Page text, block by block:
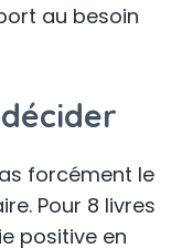
au besoin
forcément le
Pour 8 livres
positive en